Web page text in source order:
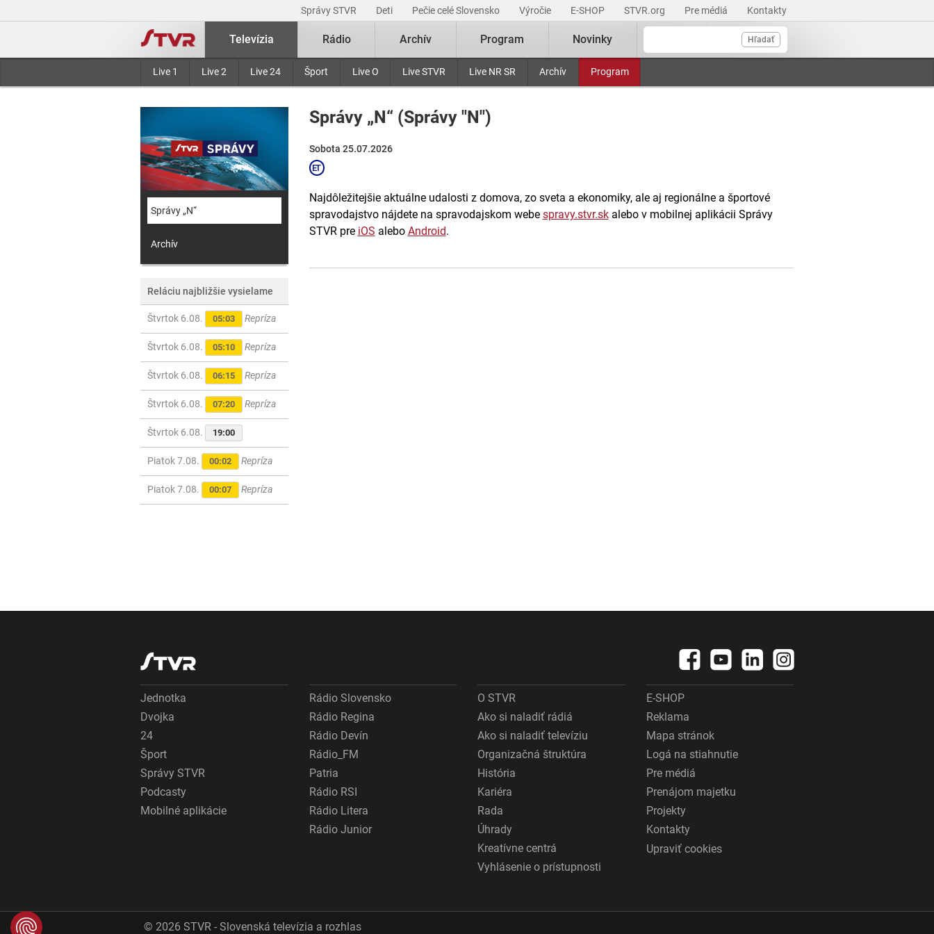
Správy STVR Deti Pečie celé Slovensko Výročie E-SHOP STVR.org Pre médiá Kontakty
Hľadať
Televízia
Live 1 Live 2 Live 24 Šport Live O Live STVR Live NR SR Archív Program
Rádio Archív Program Novinky
Správy „N“
Archív
Reláciu najbližšie vysielame
Štvrtok 6.08. 05:03 Repríza
Štvrtok 6.08. 05:10 Repríza
Štvrtok 6.08. 06:15 Repríza
Štvrtok 6.08. 07:20 Repríza
Štvrtok 6.08. 19:00
Piatok 7.08. 00:02 Repríza
Piatok 7.08. 00:07 Repríza
Správy „N“ (Správy "N")
Sobota 25.07.2026
Najdôležitejšie aktuálne udalosti z domova, zo sveta a ekonomiky, ale aj regionálne a športové
spravodajstvo nájdete na spravodajskom webe spravy.stvr.skalebo v mobilnej aplikácii Správy
STVR pre iOS alebo Android.
Jednotka
Dvojka
24
Šport
Správy STVR
Podcasty
Mobilné aplikácie
Rádio Slovensko
Rádio Regina
Rádio Devín
Rádio_FM
Patria
Rádio RSI
Rádio Litera
Rádio Junior
O STVR
Ako si naladiť rádiá
Ako si naladiť televíziu
Organizačná štruktúra
História
Kariéra
Rada
Úhrady
Kreatívne centrá
Vyhlásenie o prístupnosti
E-SHOP
Reklama
Mapa stránok
Logá na stiahnutie
Pre médiá
Prenájom majetku
Projekty
Kontakty
Upraviť cookies
© 2026 STVR - Slovenská televízia a rozhlas